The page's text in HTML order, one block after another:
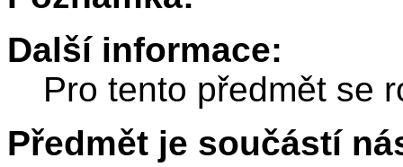
Další informace:
Pro tento předmět se
Předmět je součástí